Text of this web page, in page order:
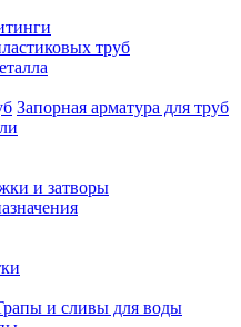
труб
Запорная арматура для труб
и затворы
и сливы для воды